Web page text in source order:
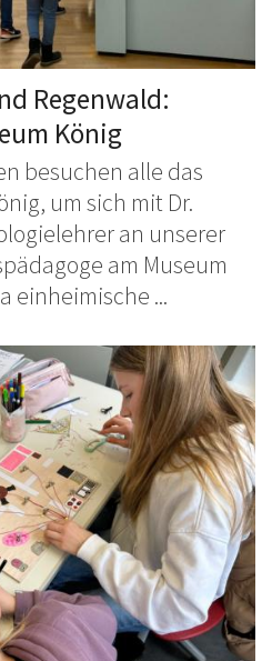
Regenwald:
König
besuchen alle das
um sich mit Dr.
an unserer
am Museum
einheimische ...